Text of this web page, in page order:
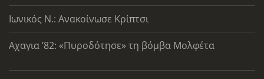
Ιωνικός Ν.: Ανακοίνωσε Κρίπτσι
Αχαγια ’82: «Πυροδότησε» τη βόμβα Μολφέτα